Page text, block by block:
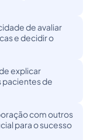
de avaliar
e decidir o
explicar
pacientes de
com outros
para o sucesso